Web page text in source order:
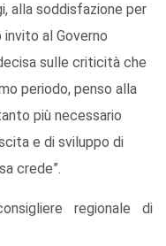
alla soddisfazione per
al Governo
sulle criticità che
periodo, penso alla
più necessario
e di sviluppo di
crede”.
regionale di